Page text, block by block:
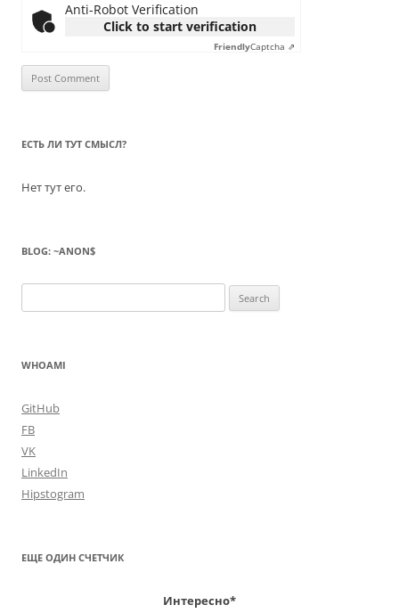
Anti-Robot Verification
Click to start verification
FriendlyCaptcha ⇗
ЕСТЬ ЛИ ТУТ СМЫСЛ?
Нет тут его.
BLOG: ~ANON$
for:
WHOAMI
GitHub
FB
VK
LinkedIn
Hipstogram
ЕЩЕ ОДИН СЧЕТЧИК
Интересно*